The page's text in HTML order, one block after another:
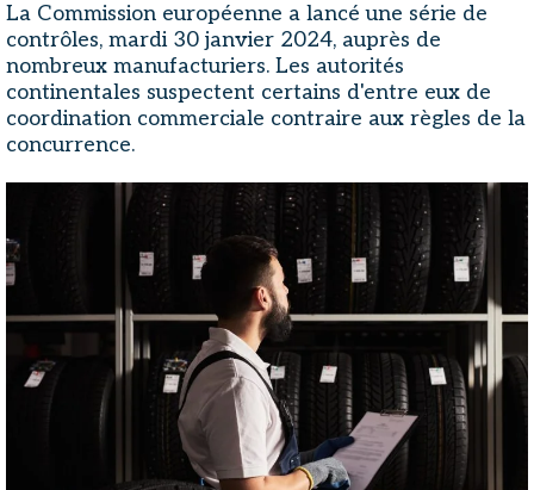
La Commission européenne a lancé une série de
contrôles, mardi 30 janvier 2024, auprès de
nombreux manufacturiers. Les autorités
continentales suspectent certains d'entre eux de
coordination commerciale contraire aux règles de la
concurrence.